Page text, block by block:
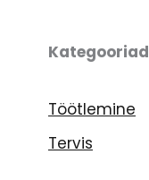
Kategooriad
Töötlemine
Tervis